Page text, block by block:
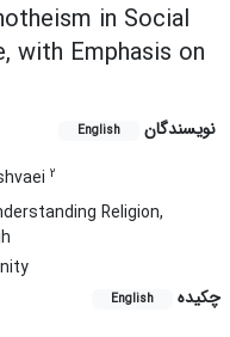
in Social
with Emphasis on
نویسندگان English
2
Religion,
چکیده
English